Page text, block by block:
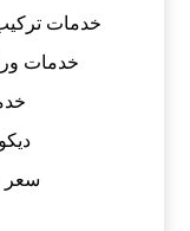
خدمات تركيب
خدمات ورق
سعر